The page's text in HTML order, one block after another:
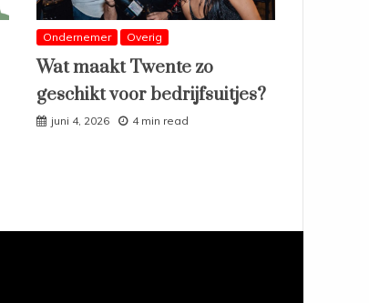
Ondernemer Overig
Wat maakt Twente zo
geschikt voor bedrijfsuitjes?
juni 4, 2026 4 min read